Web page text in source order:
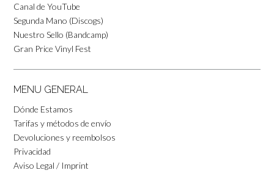
Canal de YouTube
Segunda Mano (Discogs)
Nuestro Sello (Bandcamp)
Gran Price Vinyl Fest
MENU GENERAL
Dónde Estamos
Tarifas y métodos de envío
Devoluciones y reembolsos
Privacidad
Aviso Legal / Imprint